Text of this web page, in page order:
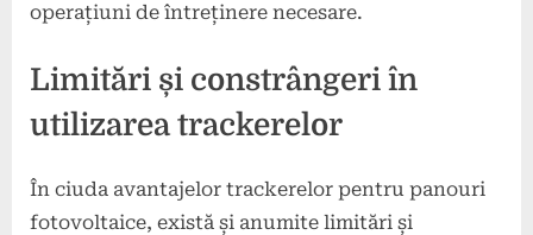
operațiuni de întreținere necesare.
Limitări și constrângeri în
utilizarea trackerelor
În ciuda avantajelor trackerelor pentru panouri
fotovoltaice, există și anumite limitări și